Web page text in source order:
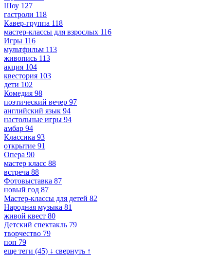
Шоу 127
гастроли 118
Кавер-группа 118
мастер-классы для взрослых 116
Игры 116
мультфильм 113
живопись 113
акция 104
квестория 103
дети 102
Комедия 98
поэтический вечер 97
английский язык 94
настольные игры 94
амбар 94
Классика 93
открытие 91
Опера 90
мастер класс 88
встреча 88
Фотовыставка 87
новый год 87
Мастер-классы для детей 82
Народная музыка 81
живой квест 80
Детский спектакль 79
творчество 79
поп 79
еще теги (45) ↓ свернуть ↑